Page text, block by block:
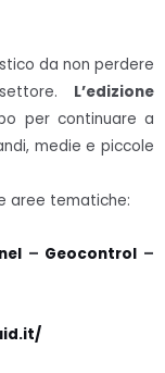
da non perdere
L’edizione
per continuare a
medie e piccole
aree tematiche:
– Geocontrol –